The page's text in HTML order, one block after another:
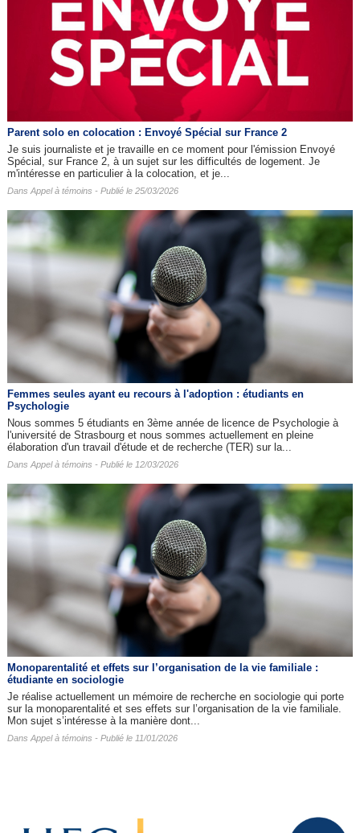
Parent solo en colocation : Envoyé Spécial sur France 2
Je suis journaliste et je travaille en ce moment pour l'émission Envoyé
Spécial, sur France 2, à un sujet sur les difficultés de logement. Je
m'intéresse en particulier à la colocation, et je...
Dans Appel à témoins - Publié le 25/03/2026
Femmes seules ayant eu recours à l'adoption : étudiants en
Psychologie
Nous sommes 5 étudiants en 3ème année de licence de Psychologie à
l'université de Strasbourg et nous sommes actuellement en pleine
élaboration d'un travail d'étude et de recherche (TER) sur la...
Dans Appel à témoins - Publié le 12/03/2026
Monoparentalité et effets sur l’organisation de la vie familiale :
étudiante en sociologie
Je réalise actuellement un mémoire de recherche en sociologie qui porte
sur la monoparentalité et ses effets sur l’organisation de la vie familiale.
Mon sujet s’intéresse à la manière dont...
Dans Appel à témoins - Publié le 11/01/2026